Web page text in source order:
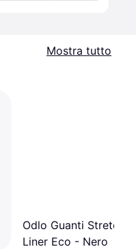
Mostra tutto
Odlo Guanti
Liner Eco - Nero